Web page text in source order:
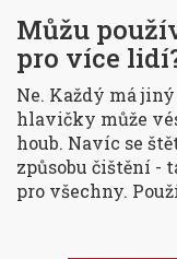
Můžu
pro více
Ne. Každý má
hlavičky může
houb. Navíc se
způsobu čištění -
pro všechny.